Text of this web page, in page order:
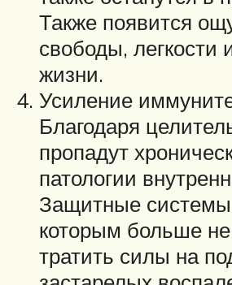
Также появится
свободы, легкости
жизни.
Усиление
Благодаря
пропадут
патологии
Защитные системы
которым больше
тратить силы на